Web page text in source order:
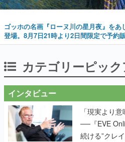
ゴッホの名画『ローヌ川の星月夜』を
登場。8月7日21時より2日間限定で予約
カテゴリーピッ
インタビュー
「現実より
──『EVE
続ける”クレ